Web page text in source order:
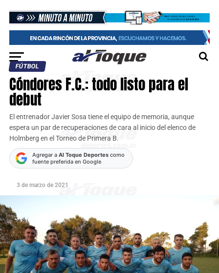
FÚTBOL
Cóndores F.C.: todo listo para el
debut
El entrenador Javier Sosa tiene el equipo de memoria, aunque
espera un par de recuperaciones de cara al inicio del elenco de
Holmberg en el Torneo de Primera B.
Agregar a Al Toque Deportescomo
fuente preferida en Google
3 de marzo de 2021